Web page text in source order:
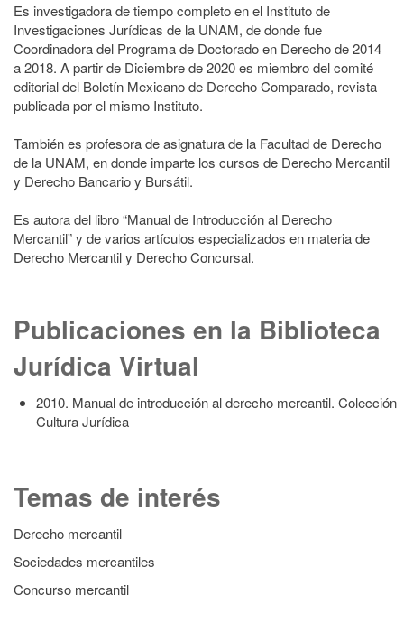
Es investigadora de tiempo completo en el Instituto de
Investigaciones Jurídicas de la UNAM, de donde fue
Coordinadora del Programa de Doctorado en Derecho de 2014
a 2018. A partir de Diciembre de 2020 es miembro del comité
editorial del Boletín Mexicano de Derecho Comparado, revista
publicada por el mismo Instituto.
También es profesora de asignatura de la Facultad de Derecho
de la UNAM, en donde imparte los cursos de Derecho Mercantil
y Derecho Bancario y Bursátil.
Es autora del libro “Manual de Introducción al Derecho
Mercantil” y de varios artículos especializados en materia de
Derecho Mercantil y Derecho Concursal.
Publicaciones en la Biblioteca
Jurídica Virtual
2010. Manual de introducción al derecho mercantil. Colección
Cultura Jurídica
Temas de interés
Derecho mercantil
Sociedades mercantiles
Concurso mercantil